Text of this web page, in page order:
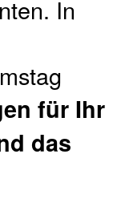
In
für Ihr
das